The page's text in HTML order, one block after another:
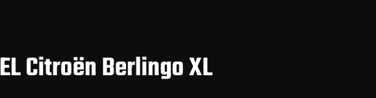
Citroën Berlingo XL